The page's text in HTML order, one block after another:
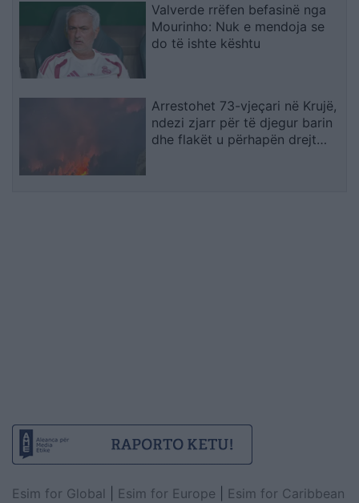
Valverde rrëfen befasinë nga
Mourinho: Nuk e mendoja se
do të ishte kështu
Arrestohet 73-vjeçari në Krujë,
ndezi zjarr për të djegur barin
dhe flakët u përhapën drejt
Esim for Global Esim for Europe
Esim for Caribbean